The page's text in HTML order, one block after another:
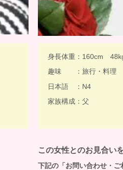
身長体重：160cm
趣味 ：旅行・料理
日本語 ：N4
家族構成：父
この女性とのお見合い
下記の「お問い合わせ・ご